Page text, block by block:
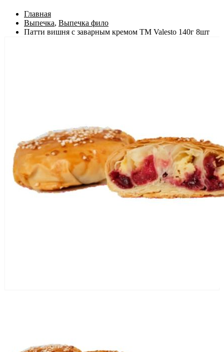
Главная
Выпечка, Выпечка фило
Патти вишня с заварным кремом TM Valesto 140г 8шт